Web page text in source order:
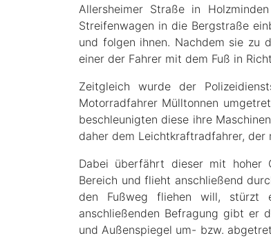
Allersheimer Straße in
Streifenwagen in die Bergstraße
und folgen ihnen. Nachdem sie zu
einer der Fahrer mit dem Fuß in
Zeitgleich wurde der
Motorradfahrer Mülltonnen
beschleunigten diese ihre
daher dem Leichtkraftradfahrer,
Dabei überfährt dieser mit hoher
Bereich und flieht anschließend
den Fußweg fliehen will, stürzt
anschließenden Befragung gibt er
und Außenspiegel um- bzw.